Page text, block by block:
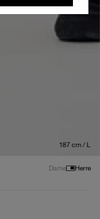
187 cm / L
Dame
Herre